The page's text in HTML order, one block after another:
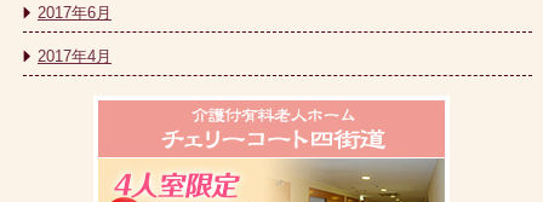
2017年6月
2017年4月